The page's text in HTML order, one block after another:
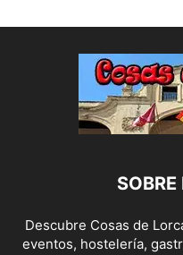
Descubre Cosas de
eventos, hostelería,